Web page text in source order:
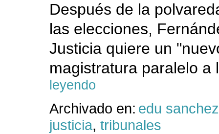
Después de la
las elecciones,
Justicia quiere un
magistratura paralelo
leyendo
Archivado en: edu sanchez
justicia, tribunales